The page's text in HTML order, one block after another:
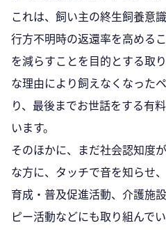
これは、飼い主の終生飼養意
行方不明時の返還率を高める
を減らすことを目的とする取
な理由により飼えなくなった
り、最後までお世話をする有
います。
そのほかに、まだ社会認知度
な方に、タッチで音を知らせ
育成・普及促進活動、介護施
ピー活動などにも取り組んでい